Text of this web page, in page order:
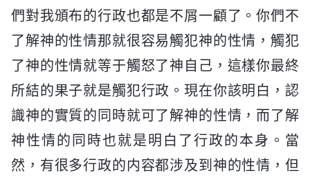
們對我頒布的行政也都是不屑一顧了。你們不
了解神的性情那就很容易觸犯神的性情，觸犯
了神的性情就等于觸怒了神自己，這樣你最終
所結的果子就是觸犯行政。現在你該明白，認
識神的實質的同時就可了解神的性情，而了解
神性情的同時也就是明白了行政的本身。當
然，有很多行政的内容都涉及到神的性情，但